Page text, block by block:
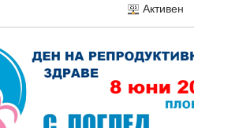
Активен